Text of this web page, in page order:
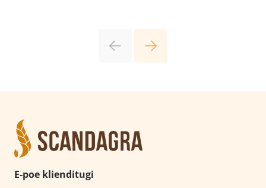
E-poe klienditugi